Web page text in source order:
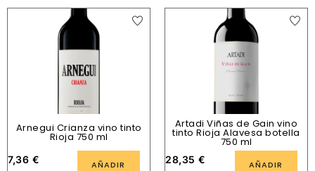
Arnegui Crianza vino tinto
Rioja 750 ml
7,36 € AÑADIR
Artadi Viñas de Gain vino
tinto Rioja Alavesa botella
750 ml
28,35 € AÑADIR